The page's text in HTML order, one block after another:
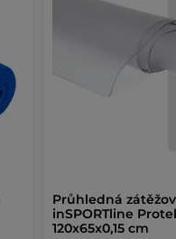
Průhledná
inSPORTline
120x65x0,15 cm